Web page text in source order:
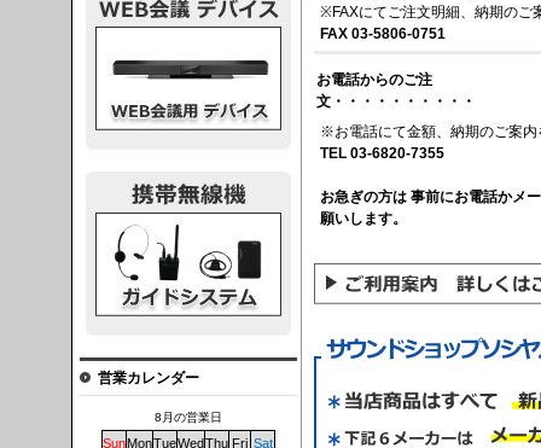
※FAXにてご注文明細、納期のご
FAX 03-5806-0751
お電話からのご注
文・・・・・・・・・・
※お電話にて金額、納期のご案内
TEL 03-6820-7355
お急ぎの方は 事前にお電話かメ
願いします。
営業カレンダー
8月の営業日
SunMonTueWedThu Fri Sat